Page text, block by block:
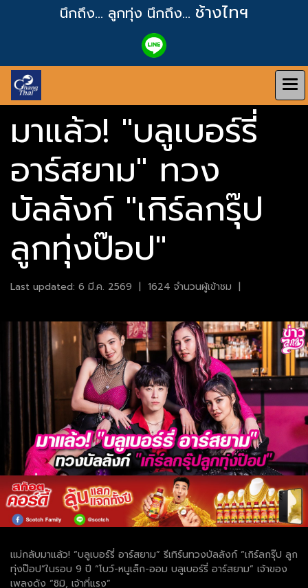
นึกถึง... ลูกทุ่ง นึกถึง... ช้างไทฯ
มาแล้ว! "บลูเบอร์รี่
อาร์สยาม" ทวง
บัลลังก์ "เกิร์ลกรุ๊ป
ลูกทุ่งป๊อป"
Last updated: 6 มี.ค. 2569 | 1624 จำนวนผู้เข้าชม |
แม่กลับมาแล้ว! “บลูเบอร์รี่ อาร์สยาม” รีเทิร์นทวงบัลลังก์ “เกิร์ลกรุ๊ป ลูก
ทุ่งป๊อป”ในรอบ 9 ปี “โบว์-หนูเล็ก-ออม บลูเบอร์รี่ อาร์สยาม” เจ้าของ
เพลงดัง “ชิมิ, เจ้าที่แรง”